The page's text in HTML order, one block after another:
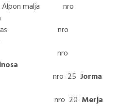
Alpon malja nro
nro
palkinto nro
nro 25 Jorma
nro 20 Merja